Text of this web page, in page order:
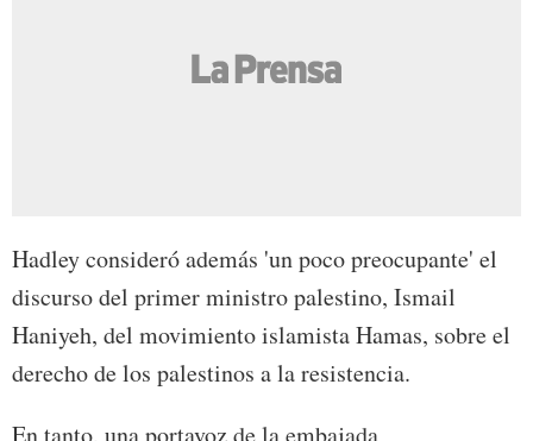
Hadley consideró además 'un poco preocupante' el
discurso del primer ministro palestino, Ismail
Haniyeh, del movimiento islamista Hamas, sobre el
derecho de los palestinos a la resistencia.